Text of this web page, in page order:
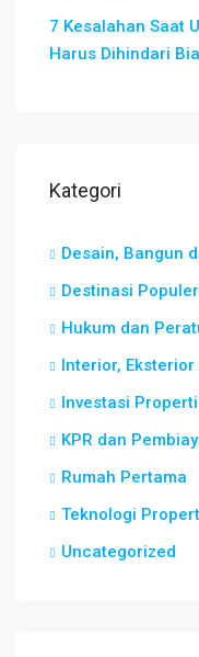
7 Kesalahan Saat
Harus Dihindari
Kategori
Desain, Bangun
Destinasi Populer
Hukum dan
Interior,
Investasi Properti
KPR dan
Rumah Pertama
Teknologi
Uncategorized